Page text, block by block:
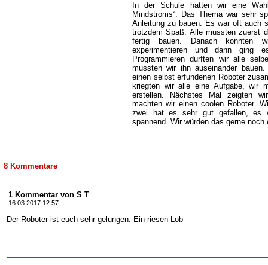
In der Schule hatten wir eine
Mindstroms“. Das Thema war sehr
Anleitung zu bauen. Es war oft auch
trotzdem Spaß. Alle mussten zuerst
fertig bauen. Danach konnten
experimentieren und dann ging
Programmieren durften wir alle
mussten wir ihn auseinander
einen selbst erfundenen Roboter
kriegten wir alle eine Aufgabe, wir
erstellen. Nächstes Mal zeigten
machten wir einen coolen Roboter.
zwei hat es sehr gut gefallen, es
spannend. Wir würden das gerne noch
8 Kommentare
1 Kommentar von S T
16.03.2017 12:57
Der Roboter ist euch sehr gelungen. Ein riesen Lob